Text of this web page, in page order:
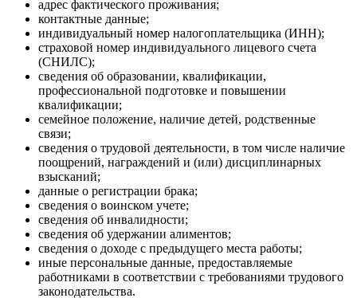
адрес фактического проживания;
контактные данные;
индивидуальный номер налогоплательщика (ИНН);
страховой номер индивидуального лицевого счета
(СНИЛС);
сведения об образовании, квалификации,
профессиональной подготовке и повышении
квалификации;
семейное положение, наличие детей, родственные
связи;
сведения о трудовой деятельности, в том числе наличие
поощрений, награждений и (или) дисциплинарных
взысканий;
данные о регистрации брака;
сведения о воинском учете;
сведения об инвалидности;
сведения об удержании алиментов;
сведения о доходе с предыдущего места работы;
иные персональные данные, предоставляемые
работниками в соответствии с требованиями трудового
законодательства.